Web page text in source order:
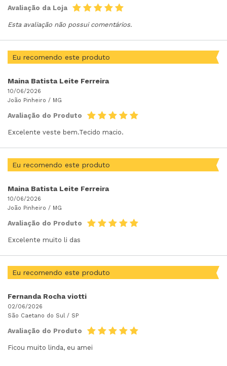
Avaliação da Loja
Esta avaliação não possui comentários.
Eu recomendo este produto
Maina Batista Leite Ferreira
10/06/2026
João Pinheiro / MG
Avaliação do Produto
Excelente veste bem.Tecido macio.
Eu recomendo este produto
Maina Batista Leite Ferreira
10/06/2026
João Pinheiro / MG
Avaliação do Produto
Excelente muito li das
Eu recomendo este produto
Fernanda Rocha viotti
02/06/2026
São Caetano do Sul / SP
Avaliação do Produto
Ficou muito linda, eu amei